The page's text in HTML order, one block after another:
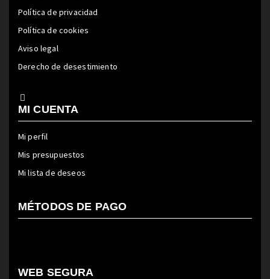
Política de privacidad
Política de cookies
Aviso legal
Derecho de desestimiento
MI CUENTA
Mi perfil
Mis presupuestos
Mi lista de deseos
MÉTODOS DE PAGO
WEB SEGURA